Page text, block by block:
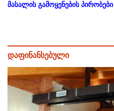
მასალის გამოყენების პირობები
დაფინანსებული